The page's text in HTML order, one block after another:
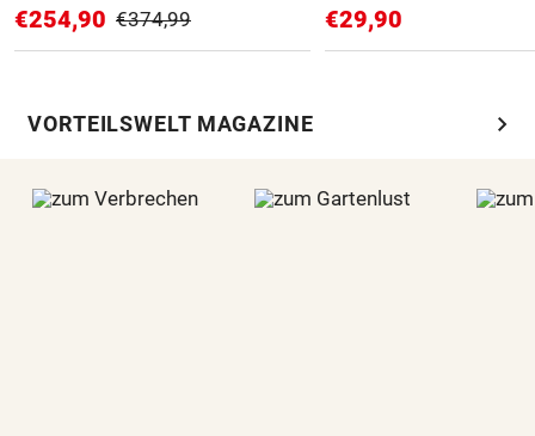
€254,90 €374,99 €29,90
VORTEILSWELT MAGAZINE chevron_right